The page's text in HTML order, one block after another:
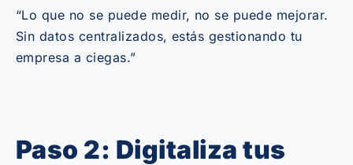
“Lo que no se puede medir, no se puede mejorar.
Sin datos centralizados, estás gestionando tu
empresa a ciegas.”
Paso 2: Digitaliza tus